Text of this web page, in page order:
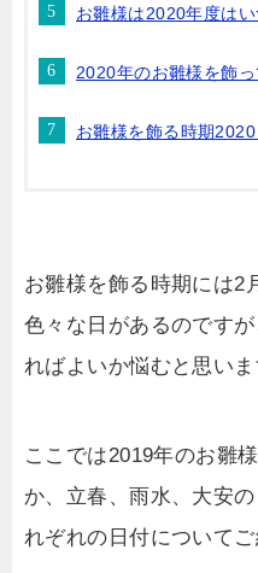
お雛様は2020年度は
2020年のお雛様を飾
お雛様を飾る時期
お雛様を飾る時期には2
色々な日があるのです
ればよいか悩むと思いま
ここでは2019年のお雛
か、立春、雨水、大安
れぞれの日付についてご